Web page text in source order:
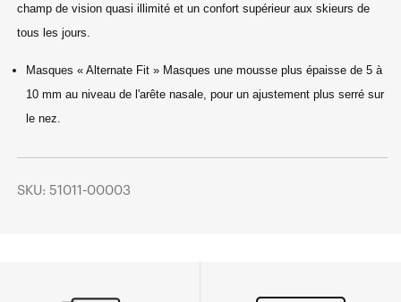
champ de vision quasi illimité et un confort supérieur aux skieurs de
tous les jours.
Masques « Alternate Fit » Masques une mousse plus épaisse de 5 à
10 mm au niveau de l'arête nasale, pour un ajustement plus serré sur
le nez.
SKU: 51011-00003